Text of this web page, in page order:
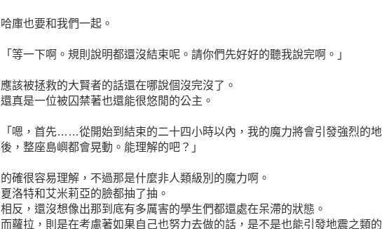
哈庫也要和我們一起。
「等一下啊。規則說明都還沒結束呢。請你們先好好的聽我說完啊。」
應該被拯救的大賢者的話還在哪說個沒完沒了。
還真是一位被囚禁著也還能很悠閒的公主。
「嗯，首先……從開始到結束的二十四小時以內，我的魔力將會引發強烈的
後，整座島嶼都會晃動。能理解的吧？」
的確很容易理解，不過那是什麼非人類級別的魔力啊。
夏洛特和艾米莉亞的臉都抽了抽。
相反，還沒想像出那到底有多厲害的學生們都還處在呆滯的狀態。
而蘿拉，則是在考慮著如果自己也努力去做的話，是不是也能引發地震之類的